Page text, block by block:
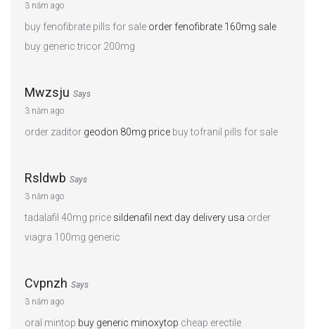
3 năm ago
buy fenofibrate pills for sale order fenofibrate 160mg sale
buy generic tricor 200mg
Mwzsju Says
3 năm ago
order zaditor geodon 80mg price buy tofranil pills for sale
Rsldwb Says
3 năm ago
tadalafil 40mg price sildenafil next day delivery usa order
viagra 100mg generic
Cvpnzh Says
3 năm ago
oral mintop buy generic minoxytop cheap erectile